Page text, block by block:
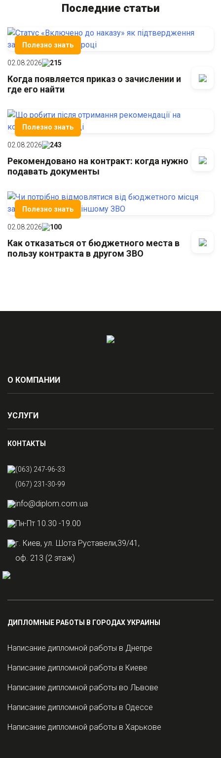
Последние статьи
Полезно знать
02.08.2026 215
Когда появляется приказ о зачислении и
где его найти
Полезно знать
02.08.2026 243
Рекомендовано на контракт: когда нужно
подавать документы
Полезно знать
02.08.2026 100
Как отказаться от бюджетного места в
пользу контракта в другом ЗВО
О КОМПАНИИ
УСЛУГИ
КОНТАКТЫ
(063) 247-96-33
(067) 231-30-99
info@diplom.com.ua
Пн-Пт 10.30 -19.00
г. Киев, ул. Шота Руставели,39/41,
оф. 213 (2 этаж)
ДИПЛОМНЫЕ РАБОТЫ В ГОРОДАХ УКРАИНЫ
Написание дипломной работы в Днепре
Написание дипломной работы в Киеве
Написание дипломной работы во Львове
Написание дипломной работы в Одессе
Написание дипломной работы в Харькове